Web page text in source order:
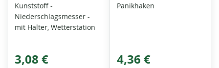
Kunststoff -
Niederschlagsmesser -
mit Halter, Wetterstation
3,08 €
Panikhaken
4,36 €